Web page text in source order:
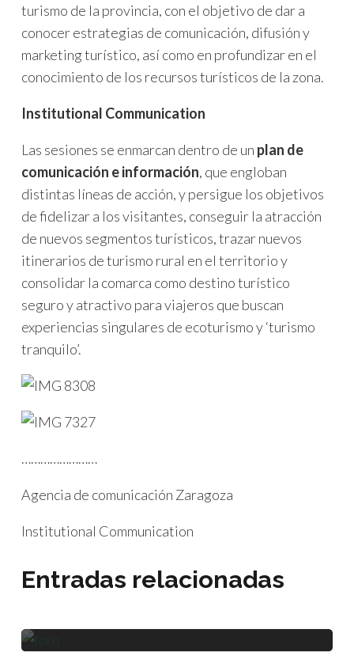
turismo de la provincia, con el objetivo de dar a
conocer estrategias de comunicación, difusión y
marketing turístico, así como en profundizar en el
conocimiento de los recursos turísticos de la zona.
Institutional Communication
Las sesiones se enmarcan dentro de un plan de
comunicación e información, que engloban
distintas líneas de acción, y persigue los objetivos
de fidelizar a los visitantes, conseguir la atracción
de nuevos segmentos turísticos, trazar nuevos
itinerarios de turismo rural en el territorio y
consolidar la comarca como destino turístico
seguro y atractivo para viajeros que buscan
experiencias singulares de ecoturismo y ‘turismo
tranquilo’.
……………………
Agencia de comunicación Zaragoza
Institutional Communication
Entradas relacionadas
COMUNICACIÓN INSTITUCIONAL
reconocimiento de la Comisión